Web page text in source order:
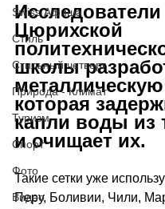
Swiss Афиша
Стиль
Стильный четверг
Природа - Климат
Туризм
Спорт
Фото
Видео
Исследователи
Цюрихской
школы
металлическую
которая
капли воды из
и очищает их.
Такие сетки уже
Перу, Боливии, Чили,